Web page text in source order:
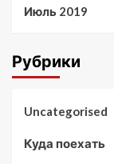
Июль 2019
Рубрики
Uncategorised
Куда поехать